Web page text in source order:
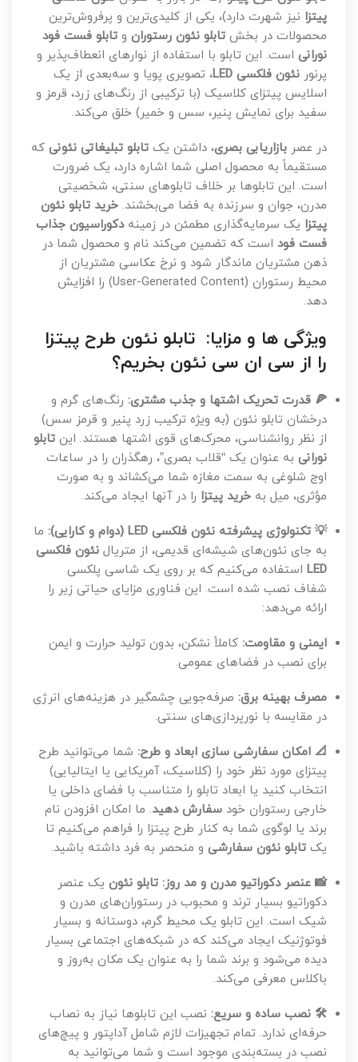
پیتزا نیز شهرت دارد)، یکی از کلیدی‌ترین و پرفروش‌ترین
محصولات در بخش تابلو نئون رستوران و تابلو فست فود
نورانی است. این تابلو با استفاده از نوارهای انعطاف‌پذیر و
پرنور نئون فلکسی LED
، تصویری پویا و سه‌بعدی از یک
اسلایس پیتزای کلاسیک (با ترکیبی از رنگ‌های زرد، قرمز و
سفید برای نمایش پنیر، سس و خمیر) خلق می‌کند.
در عصر بازاریابی بصری، داشتن یک تابلو تبلیغاتی نئونی که
مستقیماً به محصول اصلی شما اشاره دارد، یک ضرورت
است. این تابلوها بر خلاف تابلوهای سنتی، شخصیتی
مدرن، جوان و سرزنده به فضا می‌بخشند. خرید تابلو نئون
پیتزا یک سرمایه‌گذاری مطمئن در زمینهدکوراسیون جذاب
فست فود است که تضمین می‌کند نام و محصول شما در
ذهن مشتریان ماندگار شود و نرخ عکاسی مشتریان از
محیط رستوران (User-Generated Content) را افزایش
دهد.
ویژگی ها و مزایا: تابلو نئون طرح پیتزا
را از سی ان سی نئون بخریم؟
🍕 قدرت تحریک اشتها و جذب مشتری: رنگ‌های گرم و
درخشان تابلو نئون (به ویژه ترکیب زرد پنیر و قرمز سس)
از نظر روانشناسی، محرک‌های قوی اشتها هستند. این تابلو
نورانی به عنوان یک “قلاب بصری”، رهگذران را در ساعات
اوج شلوغی به سمت مغازه شما می‌کشاند و به صورت
مؤثری، میل به خرید پیتزا را در آنها ایجاد می‌کند.
💡 تکنولوژی پیشرفته نئون فلکسی LED (دوام و کارایی):
ما
به جای نئون‌های شیشه‌ای قدیمی، از متریال نئون فلکسی
LED استفاده می‌کنیم که بر روی یک شاسی پلکسی
شفاف نصب شده است. این فناوری مزایای حیاتی زیر را
ارائه می‌دهد:
ایمنی و مقاومت: کاملاً نشکن، بدون تولید حرارت و ایمن
برای نصب در فضاهای عمومی.
مصرف بهینه برق: صرفه‌جویی چشمگیر در هزینه‌های انرژی
در مقایسه با نورپردازی‌های سنتی.
📐 امکان سفارشی سازی ابعاد و طرح: شما می‌توانید طرح
پیتزای مورد نظر خود را (کلاسیک، آمریکایی یا ایتالیایی)
انتخاب کنید یا ابعاد تابلو را متناسب با فضای داخلی یا
خارجی رستوران خود سفارش دهید. ما امکان افزودن نام
برند یا لوگوی شما به کنار طرح پیتزا را فراهم می‌کنیم تا
یک تابلو نئون سفارشی و منحصر به فرد داشته باشید.
📸 عنصر دکوراتیو مدرن و مد روز: تابلو نئون یک عنصر
دکوراتیو بسیار ترند و محبوب در رستوران‌های مدرن و
شیک است. این تابلو یک محیط گرم، دوستانه و بسیار
فوتوژنیک ایجاد می‌کند که در شبکه‌های اجتماعی بسیار
دیده می‌شود و برند شما را به عنوان یک مکان به‌روز و
باکلاس معرفی می‌کند.
🛠️ نصب ساده و سریع: نصب این تابلوها نیاز به نصاب
حرفه‌ای ندارد. تمام تجهیزات لازم شامل آداپتور و پیچ‌های
نصب در بسته‌بندی موجود است و شما می‌توانید به